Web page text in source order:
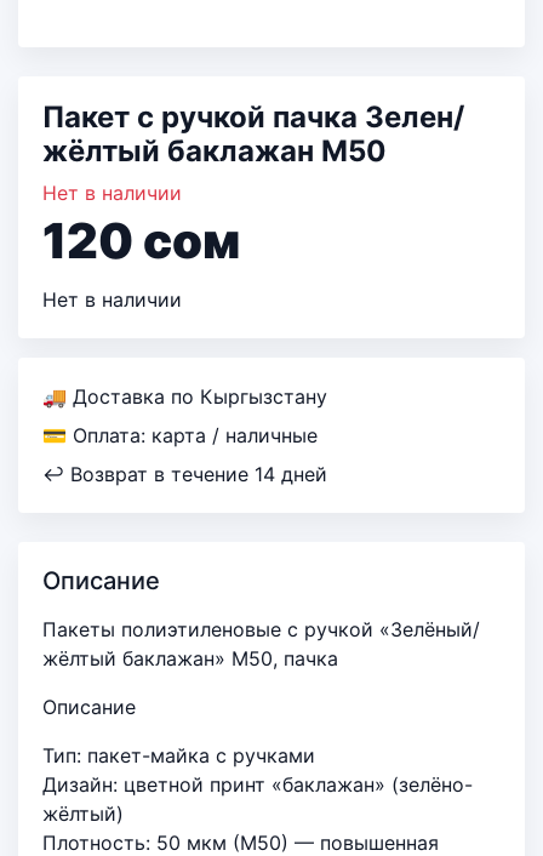
Пакет с ручкой пачка Зелен/
жёлтый баклажан М50
Нет в наличии
120 сом
Нет в наличии
🚚 Доставка по Кыргызстану
💳 Оплата: карта / наличные
↩ Возврат в течение 14 дней
Описание
Пакеты полиэтиленовые с ручкой «Зелёный/
жёлтый баклажан» М50, пачка
Описание
Тип: пакет-майка с ручками
Дизайн: цветной принт «баклажан» (зелёно-
жёлтый)
Плотность: 50 мкм (М50) — повышенная